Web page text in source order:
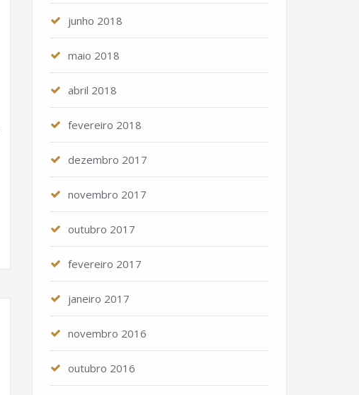
junho 2018
maio 2018
abril 2018
fevereiro 2018
dezembro 2017
novembro 2017
outubro 2017
fevereiro 2017
janeiro 2017
novembro 2016
outubro 2016